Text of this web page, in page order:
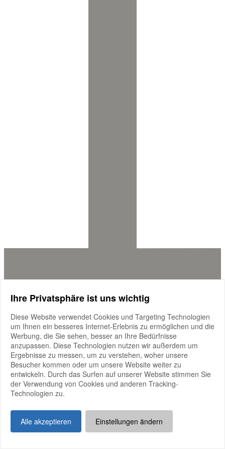
Im Rahmen des R&#43;V Holsteiner Landesfohlenchampionats hält
mehr anzeigen
Im Rahmen des R+V Holsteiner Landesfohlenchampionats hält die
Holsteiner Zucht- und Sportförderung e.V. am Samstag, den
15.08.2026
ihreJahreshauptversammlung 2026 ab.
Sie findetum 12 Uhr im ersten Obergeschoss der Fritz-
Thiedemann-Halle
die Vorhaben für die Zukunft diskutiert.
Herzlich willkommen sind alle, die sich dem Holsteiner Pferd
verbunden fühlen.
Ihre Privatsphäre ist uns wichtig
Diese Website verwendet Cookies und Targeting Technologien
um Ihnen ein besseres Internet-Erlebnis zu ermöglichen und die
Werbung, die Sie sehen, besser an Ihre Bedürfnisse
anzupassen. Diese Technologien nutzen wir außerdem um
Ergebnisse zu messen, um zu verstehen, woher unsere
Besucher kommen oder um unsere Website weiter zu
entwickeln. Durch das Surfen auf unserer Website stimmen Sie
der Verwendung von Cookies und anderen Tracking-
Technologien zu.
Alle akzeptieren Einstellungen ändern